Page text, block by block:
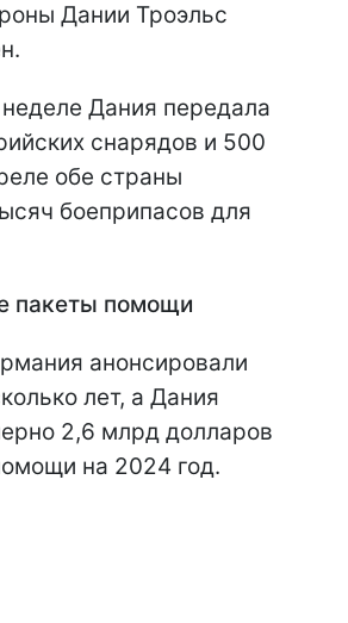
Дании Троэльс
Дания передала
снарядов и 500
обе страны
боеприпасов для
пакеты помощи
анонсировали
лет, а Дания
2,6 млрд долларов
на 2024 год.